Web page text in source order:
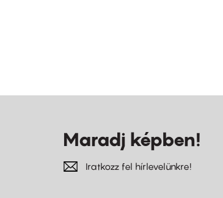
Maradj képben!
Iratkozz fel hírlevelünkre!